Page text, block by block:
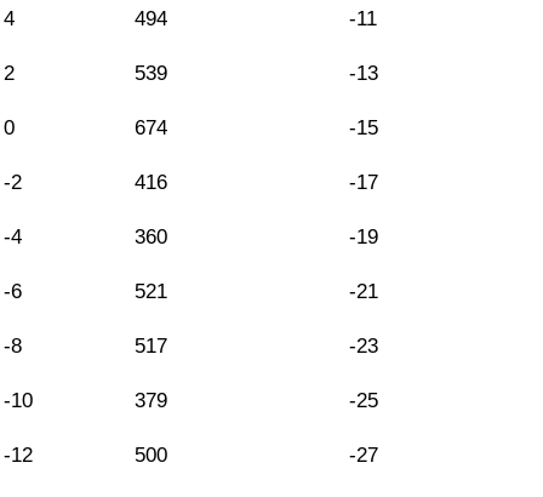
4 494 -11
2 539 -13
0 674 -15
-2 416 -17
-4 360 -19
-6 521 -21
-8 517 -23
-10 379 -25
-12 500 -27